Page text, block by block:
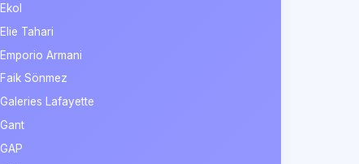
Ekol
Elie Tahari
Emporio Armani
Faik Sönmez
Galeries Lafayette
Gant
GAP